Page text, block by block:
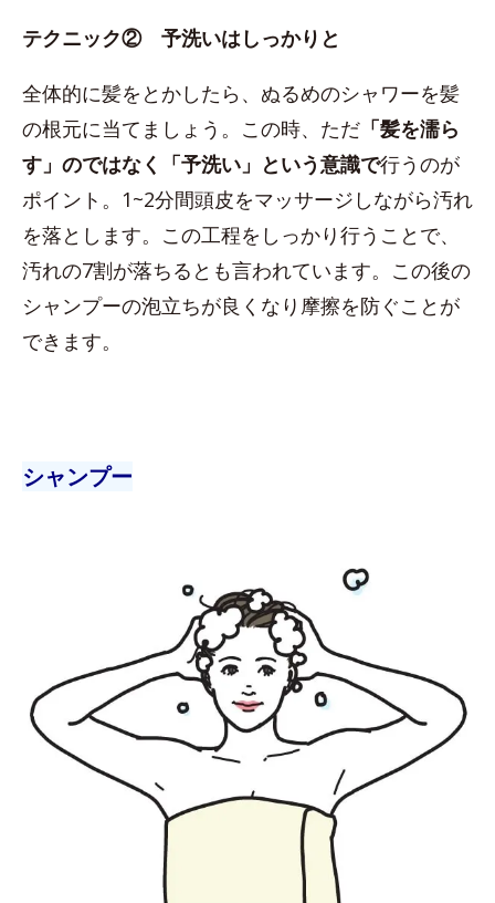
テクニック② 予洗いはしっかりと
全体的に髪をとかしたら、ぬるめのシャワーを髪
の根元に当てましょう。この時、ただ 「髪を濡ら
す」のではなく「予洗い」という意識で行うのが
ポイント。1~2分間頭皮をマッサージしながら汚れ
を落とします。この工程をしっかり行うことで、
汚れの7割が落ちるとも言われています。この後の
シャンプーの泡立ちが良くなり摩擦を防ぐことが
できます。
シャンプー